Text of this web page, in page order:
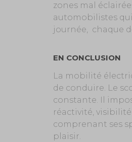
zones mal
automobilistes
journée, chaque
EN CONCLUSION
La mobilité
de conduire. Le
constante. Il
réactivité,
comprenant ses
plaisir.